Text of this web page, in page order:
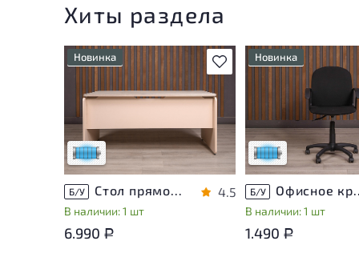
Хиты раздела
В избранное
Новинка
приближено к новому, могут
присутствовать
незначительные следы
эксплуатации
Низкая степень износа
Б/У Стол прямоугольный Accord ДСП Дуб Россия
В наличии: 1 шт
4.5
6.990 Р
Новинка
Состояние товара
приближено к
присутствовать
незначительные
эксплуатации
Низкая степень
Б/У Офисное
В наличии: 1 шт
1.490 Р